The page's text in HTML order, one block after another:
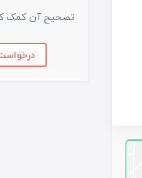
تصحیح آن کمک